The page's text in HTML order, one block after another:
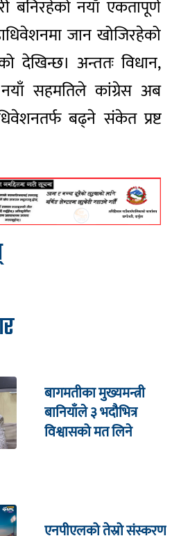
नयाँ एकतापूर्ण
जान खोजिरहेको
देखिन्छ। अन्ततः विधान,
सहमतिले कांग्रेस अब
बढ्ने संकेत प्रष्ट
बागमतीका मुख्यमन्त्री
बानियाँले ३ भदौभित्र
विश्वासको मत लिने
एनपीएलको तेस्रो संस्करण